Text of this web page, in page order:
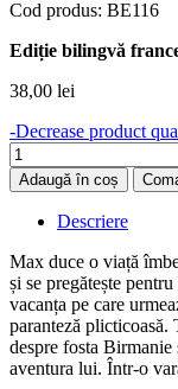
Cod produs: BE116
Ediție bilingvă
38,00 lei
-Decrease product
Adaugă în coș
Descriere
Max duce o viață
și se pregătește
vacanța pe care
paranteză
despre fosta
aventura lui. Într-o